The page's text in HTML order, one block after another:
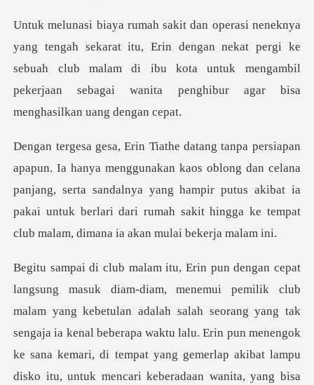
u, Erin dengan nekat pergi ke
sebuah club malam di ibu kota untuk mengambil
s oblong dan celana
panjang, serta sandalnya yang hampir putus akibat ia
pakai untuk ber
seorang yang tak
sengaja ia kenal beberapa waktu lalu. Erin pun menengok
ke sana kemari, di tempat yang gemerlap akibat lampu
disko it